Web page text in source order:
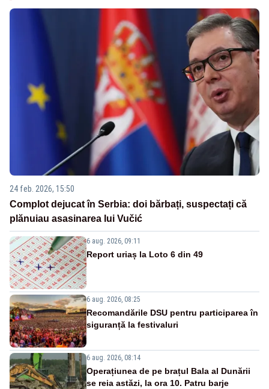
24 feb. 2026, 15:50
Complot dejucat în Serbia: doi bărbați, suspectați că
plănuiau asasinarea lui Vučić
6 aug. 2026, 09:11
Report uriaș la Loto 6 din 49
6 aug. 2026, 08:25
Recomandările DSU pentru participarea în
siguranță la festivaluri
6 aug. 2026, 08:14
Operațiunea de pe brațul Bala al Dunării
se reia astăzi, la ora 10. Patru barje